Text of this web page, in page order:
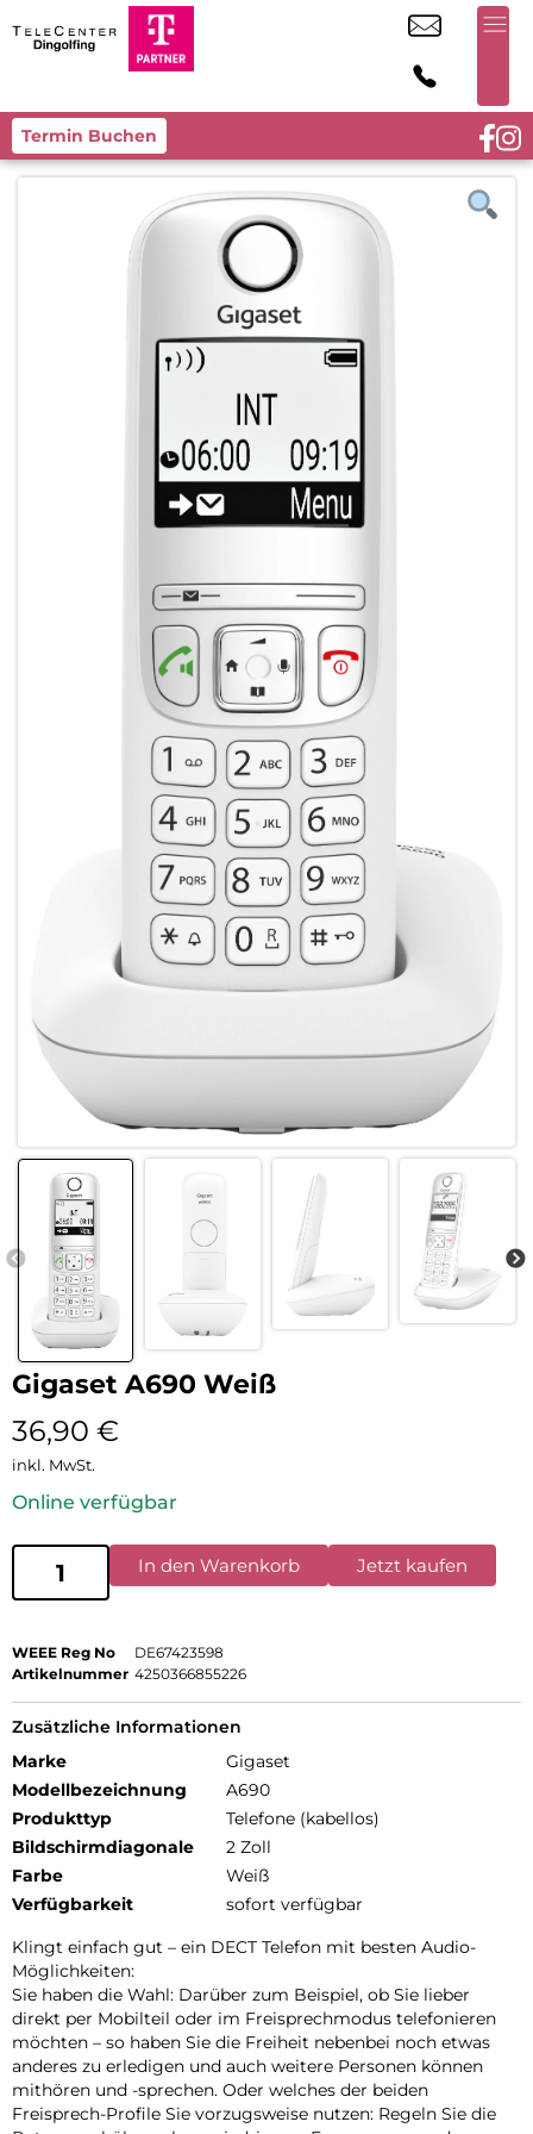
Termin Buchen
Gigaset A690 Weiß
36,90 €
inkl. MwSt.
Online verfügbar
In den Warenkorb Jetzt kaufen
WEEE Reg No
DE67423598
Artikelnummer 4250366855226
Zusätzliche Informationen
Marke
Gigaset
Modellbezeichnung
A690
Produkttyp
Telefone (kabellos)
Bildschirmdiagonale
2 Zoll
Farbe
Weiß
Verfügbarkeit
sofort verfügbar
Klingt einfach gut – ein DECT Telefon mit besten Audio-
Möglichkeiten:
Sie haben die Wahl: Darüber zum Beispiel, ob Sie lieber
direkt per Mobilteil oder im Freisprechmodus telefonieren
möchten – so haben Sie die Freiheit nebenbei noch etwas
anderes zu erledigen und auch weitere Personen können
mithören und -sprechen. Oder welches der beiden
Freisprech-Profile Sie vorzugsweise nutzen: Regeln Sie die